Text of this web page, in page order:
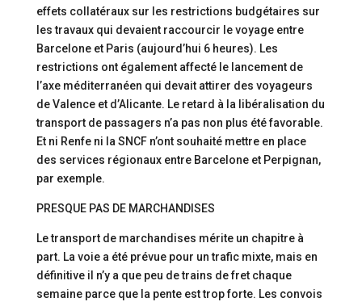
effets collatéraux sur les restrictions budgétaires sur
les travaux qui devaient raccourcir le voyage entre
Barcelone et Paris (aujourd’hui 6 heures). Les
restrictions ont également affecté le lancement de
l’axe méditerranéen qui devait attirer des voyageurs
de Valence et d’Alicante. Le retard à la libéralisation du
transport de passagers n’a pas non plus été favorable.
Et ni Renfe ni la SNCF n’ont souhaité mettre en place
des services régionaux entre Barcelone et Perpignan,
par exemple.
PRESQUE PAS DE MARCHANDISES
Le transport de marchandises mérite un chapitre à
part. La voie a été prévue pour un trafic mixte, mais en
définitive il n’y a que peu de trains de fret chaque
semaine parce que la pente est trop forte. Les convois